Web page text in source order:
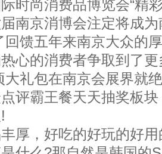
尚消费品博览会“精彩
京消博会注定将成为
回馈五年来南京大众的
心的消费者争取到了
大礼包在南京会展界就
评霸王餐天天抽奖板
，好吃的好玩的好用